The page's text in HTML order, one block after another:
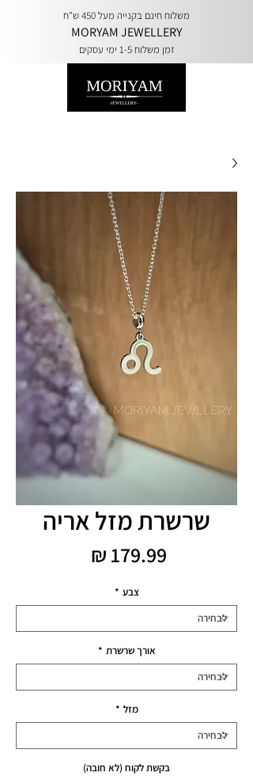
משלוח חינם בקנייה מעל 450 ש"ח
MORYAM JEWELLERY
זמן משלוח 1-5 ימי עסקים
שרשרת מזל אריה
צבע *
אורך שרשרת *
מזל *
בקשת לקוח (לא חובה)